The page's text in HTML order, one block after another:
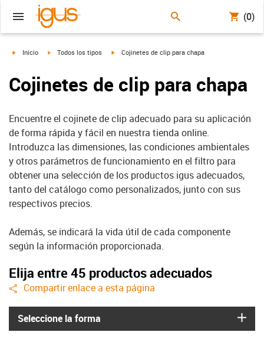
(0)
igus-icon-arrow-right
Inicio igus-icon-arrow-right
Todos los tipos igus-icon-arrow-right
Cojinetes de clip para chapa
Cojinetes de clip para chapa
Encuentre el cojinete de clip adecuado para su aplicación
de forma rápida y fácil en nuestra tienda online.
Introduzca las dimensiones, las condiciones ambientales
y otros parámetros de funcionamiento en el filtro para
obtener una selección de los productos igus adecuados,
tanto del catálogo como personalizados, junto con sus
respectivos precios.
Además, se indicará la vida útil de cada componente
según la información proporcionada.
Elija entre 45 productos adecuados
igus-icon-share
Compartir enlace a esta página
Seleccione la forma